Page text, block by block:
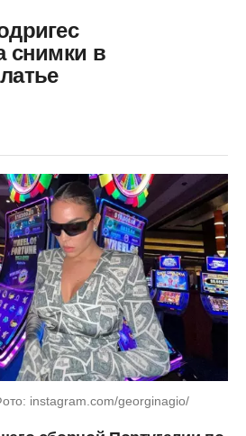
снимки в
instagram.com/georginagio/